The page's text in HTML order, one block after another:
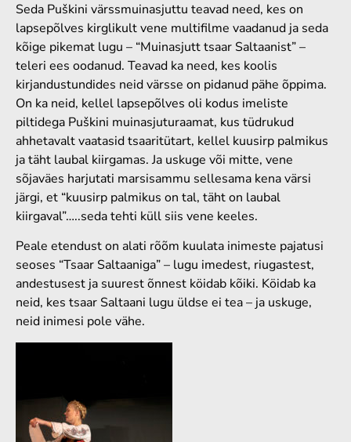
Seda Puškini värssmuinasjuttu teavad need, kes on
lapsepõlves kirglikult vene multifilme vaadanud ja seda
kõige pikemat lugu – “Muinasjutt tsaar Saltaanist” –
teleri ees oodanud. Teavad ka need, kes koolis
kirjandustundides neid värsse on pidanud pähe õppima.
On ka neid, kellel lapsepõlves oli kodus imeliste
piltidega Puškini muinasjuturaamat, kus tüdrukud
ahhetavalt vaatasid tsaaritütart, kellel kuusirp palmikus
ja täht laubal kiirgamas. Ja uskuge või mitte, vene
sõjaväes harjutati marsisammu sellesama kena värsi
järgi, et “kuusirp palmikus on tal, täht on laubal
kiirgaval”…..seda tehti küll siis vene keeles.
Peale etendust on alati rõõm kuulata inimeste pajatusi
seoses “Tsaar Saltaaniga” – lugu imedest, riugastest,
andestusest ja suurest õnnest köidab kõiki. Köidab ka
neid, kes tsaar Saltaani lugu üldse ei tea – ja uskuge,
neid inimesi pole vähe.